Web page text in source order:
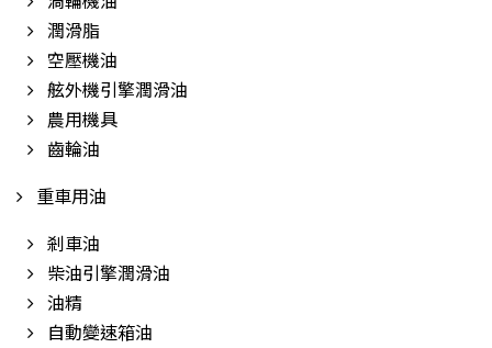
潤滑脂
空壓機油
舷外機引擎潤滑油
農用機具
齒輪油
重車用油
剎車油
柴油引擎潤滑油
油精
自動變速箱油